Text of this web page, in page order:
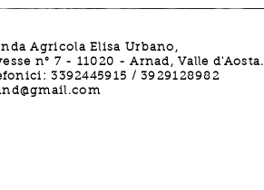
Agricola Elisa Urbano,
n° 7 - 11020 - Arnad, Valle d'Aosta.
3392445915 / 3929128982